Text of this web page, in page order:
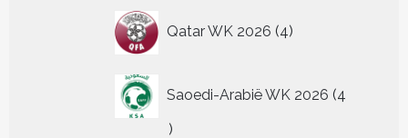
Qatar WK 2026 4
producten
Saoedi-Arabië WK 2026 4
4